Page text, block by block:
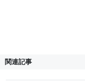
関連記事